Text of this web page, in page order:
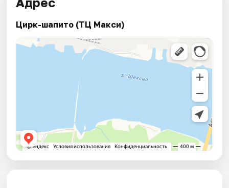
Цирк-шапито (ТЦ Макси)